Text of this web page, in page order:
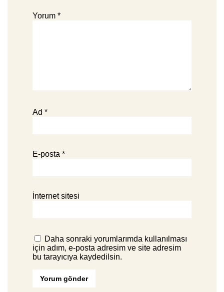
Yorum *
Ad *
E-posta *
İnternet sitesi
Daha sonraki yorumlarımda kullanılması
için adım, e-posta adresim ve site adresim
bu tarayıcıya kaydedilsin.